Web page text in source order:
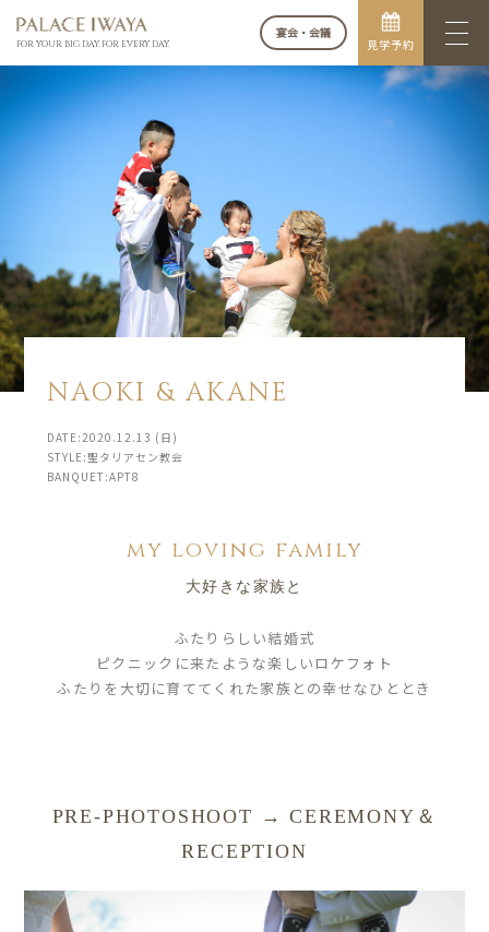
FOR YOUR BIG DAY. FOR EVERY DAY.
宴会・会議
見学予約
NAOKI & AKANE
DATE:2020.12.13 (日)
STYLE:聖タリアセン教会
BANQUET:APT8
my loving family
大好きな家族と
ふたりらしい結婚式
ピクニックに来たような楽しいロケフォト
ふたりを大切に育ててくれた家族との幸せなひととき
PRE-PHOTOSHOOT → CEREMONY＆
RECEPTION